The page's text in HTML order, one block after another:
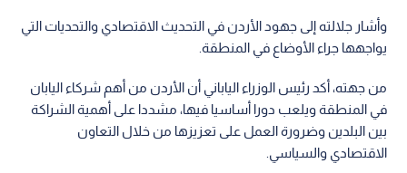
وأشار جلالته إلى جهود الأردن في التحديث الاقتصادي والتحديات التي
يواجهها جراء الأوضاع في المنطقة.
من جهته، أكد رئيس الوزراء الياباني أن الأردن من أهم شركاء اليابان
في المنطقة ويلعب دورا أساسيا فيها، مشددا على أهمية الشراكة
بين البلدين وضرورة العمل على تعزيزها من خلال التعاون
الاقتصادي والسياسي.